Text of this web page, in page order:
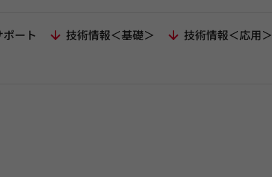
ート 技術情報＜基礎＞
技術情報＜応用＞